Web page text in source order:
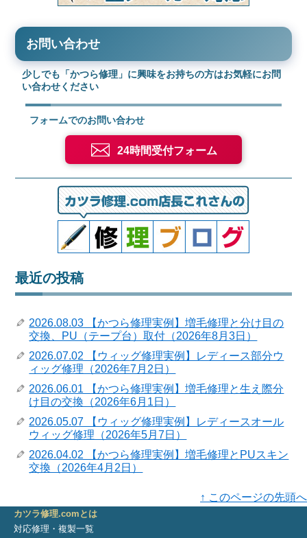
お問い合わせ
少しでも「かつら修理」に興味をお持ちの方はお気軽にお問
い合わせください
フォームでのお問い合わせ
24時間受付フォーム
最近の投稿
2026.08.03 【かつら修理実例】増毛修理と分け目の
交換、PU（テープ台）取付（2026年8月3日）
2026.07.02 【ウィッグ修理実例】レディース部分ウ
ィッグ修理（2026年7月2日）
2026.06.01 【かつら修理実例】増毛修理と生え際分
け目の交換（2026年6月1日）
2026.05.07 【ウィッグ修理実例】レディースオール
ウィッグ修理（2026年5月7日）
2026.04.02 【かつら修理実例】増毛修理とPUスキン
交換（2026年4月2日）
↑ このページの先頭へ
カツラ修理.comとは
対応修理・複製一覧